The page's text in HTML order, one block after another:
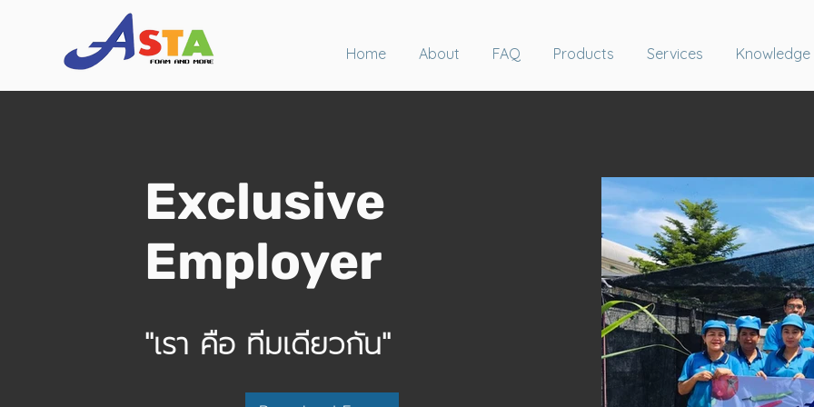
Home About FAQ Products Services Knowledge
Exclusive
Employer
"เรา คือ ทีมเดียวกัน"